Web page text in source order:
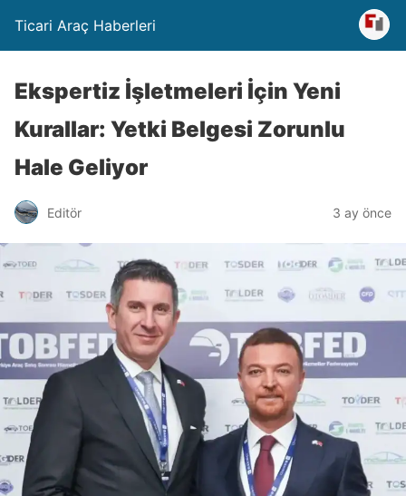
Ticari Araç Haberleri
Ekspertiz İşletmeleri İçin Yeni
Kurallar: Yetki Belgesi Zorunlu
Hale Geliyor
Editör 3 ay önce